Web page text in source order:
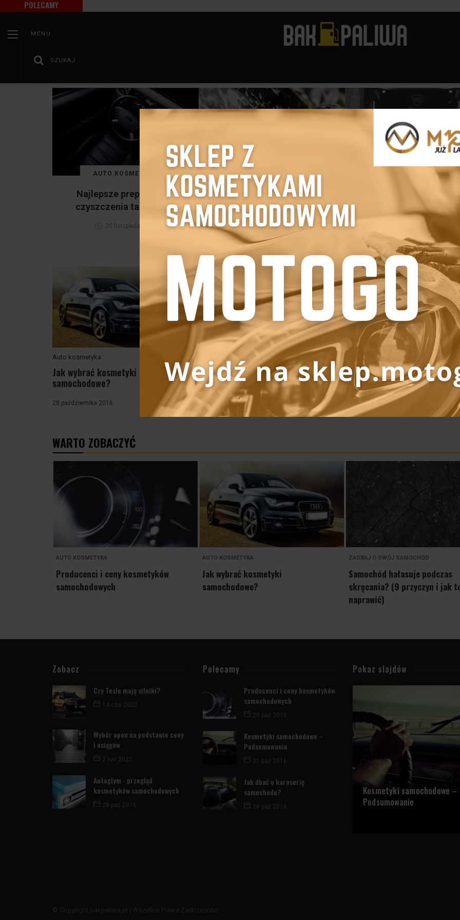
POLECAMY
MENU
SZUKAJ
AUTO KOSMETYKA
Najlepsze preparaty do
czyszczenia tapicerki...
20 listopada 2024
AUTO KOSMETYKA
Jak wybrać odpowiedni
szampon samochodowy
3 listopada 2024
AUTO KOSMETYKA
5 środków
pielęgnacyjnych,
warto mieć...
30 sierpnia 2017
Auto kosmetyka
Jak wybrać kosmetyki
samochodowe?
28 października 2016
Auto kosmetyka
Kosmetyki samochodowe –
Podsumowanie
21 października 2016
Auto kosmetyka
Producenci i ceny
samochodowych
20 października 2016
WARTO ZOBACZYĆ
AUTO KOSMETYKA
Producenci i ceny kosmetyków
samochodowych
AUTO KOSMETYKA
Jak wybrać kosmetyki
samochodowe?
ZADBAJ O SWÓJ SAMOCHÓD
Samochód hałasuje podczas
skręcania? (9 przyczyn i jak
naprawić)
Zobacz
Czy Tesle mają silniki?
14 cze 2022
Wybór opon na podstawie ceny
i osiągów
2 kwi 2021
Autoglym - przegląd
kosmetyków samochodowych
28 paź 2016
Polecamy
Producenci i ceny kosmetyków
samochodowych
20 paź 2016
Kosmetyki samochodowe –
Podsumowanie
21 paź 2016
Jak dbać o karoserię
samochodu?
26 paź 2016
Pokaz slajdów
Kosmetyki samochodowe –
Podsumowanie
© Copyright bakpaliwa.pl | Wszelkie Prawa Zastrzeżone.